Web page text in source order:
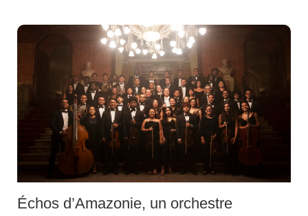
Échos d’Amazonie, un orchestre